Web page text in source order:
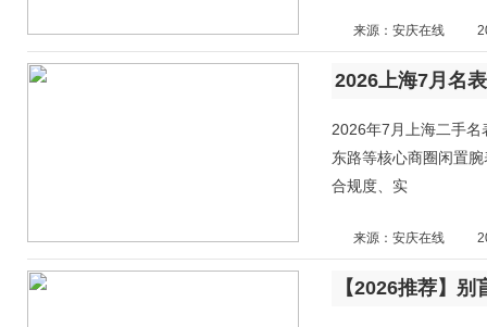
来源：安庆在线
2026上海7月名
2026年7月上海二手
东路等核心商圈闲置
合规度、实
来源：安庆在线